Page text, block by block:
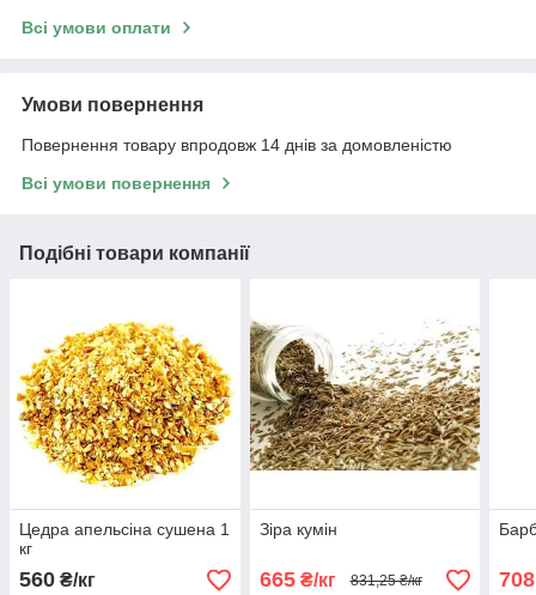
Всі умови оплати
Умови повернення
Повернення товару впродовж 14 днів за домовленістю
Всі умови повернення
Подібні товари компанії
Цедра апельсіна сушена 1
кг
560 ₴/кг
Зіра кумін
665₴/кг 831,25 ₴/кг 708